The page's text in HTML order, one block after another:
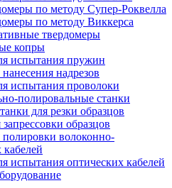
по методу Супер-Роквелла
по методу Виккерса
твердомеры
копры
испытания пружин
надрезов
испытания проволоки
полировальные станки
для резки образцов
образцов
волоконно-
кабелей
испытания оптических кабелей